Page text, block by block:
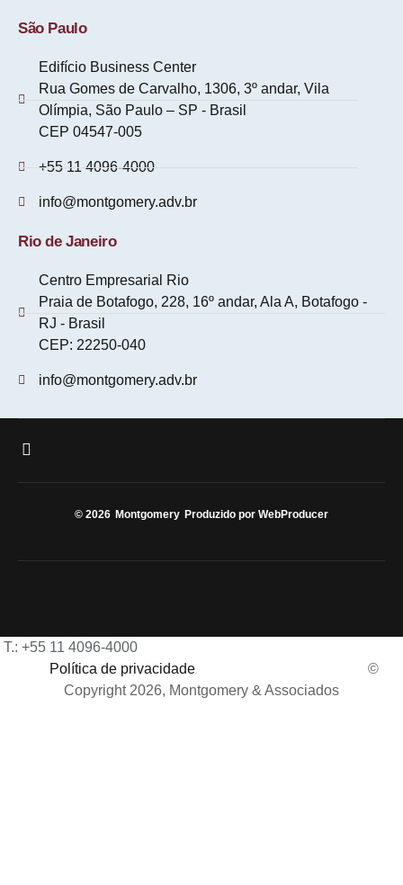
São Paulo
Edifício Business Center
Rua Gomes de Carvalho, 1306, 3º andar, Vila
Olímpia, São Paulo – SP - Brasil
CEP 04547-005
+55 11 4096-4000
info@montgomery.adv.br
Rio de Janeiro
Centro Empresarial Rio
Praia de Botafogo, 228, 16º andar, Ala A, Botafogo -
RJ - Brasil
CEP: 22250-040
info@montgomery.adv.br
© 2026 Montgomery Produzido por WebProducer
T.: +55 11 4096-4000
Política de privacidade ©
Copyright 2026, Montgomery & Associados